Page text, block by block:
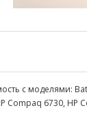
с моделями:
Compaq 6730, HP